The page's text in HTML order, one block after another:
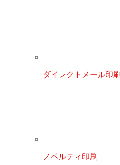
ダイレクトメール印刷
ノベルティ印刷